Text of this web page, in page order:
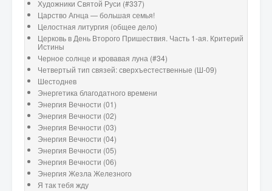
Художники Святой Руси (#337)
Царство Агнца — большая семья!
Целостная литургия (общее дело)
Церковь в День Второго Пришествия. Часть 1-ая. Критерий
Истины
Черное солнце и кровавая луна (#34)
Четвертый тип связей: сверхъестественные (Ш-09)
Шестоднев
Энергетика благодатного времени
Энергия Вечности (01)
Энергия Вечности (02)
Энергия Вечности (03)
Энергия Вечности (04)
Энергия Вечности (05)
Энергия Вечности (06)
Энергия Жезла Железного
Я так тебя жду